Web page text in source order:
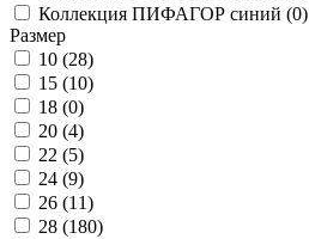
Коллекция ПИФАГОР синий (0)
Размер
10 (28)
15 (10)
18 (0)
20 (4)
22 (5)
24 (9)
26 (11)
28 (180)